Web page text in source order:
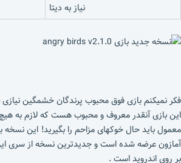
نیاز به دیتا
فکر نمیکنم بازی فوق محبوب پرندگان خشمگین
این بازی آنقدر معروف و محبوب هست که لازم به
معمول باید حال خوکهای مزاحم را بگیرید! این نسخه
آمازون عرضه شده است و جدیدترین نسخه از سری
بر روی اندروید است .